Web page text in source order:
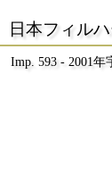
日本フィル
Imp. 593 - 2001年